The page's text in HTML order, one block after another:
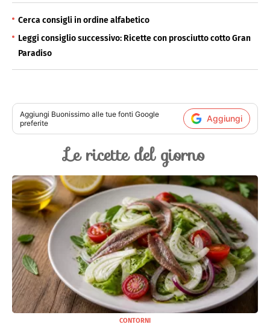
Cerca consigli in ordine alfabetico
Leggi consiglio successivo: Ricette con prosciutto cotto Gran
Paradiso
Aggiungi Buonissimo alle tue fonti Google
preferite
Aggiungi
Le ricette del giorno
CONTORNI